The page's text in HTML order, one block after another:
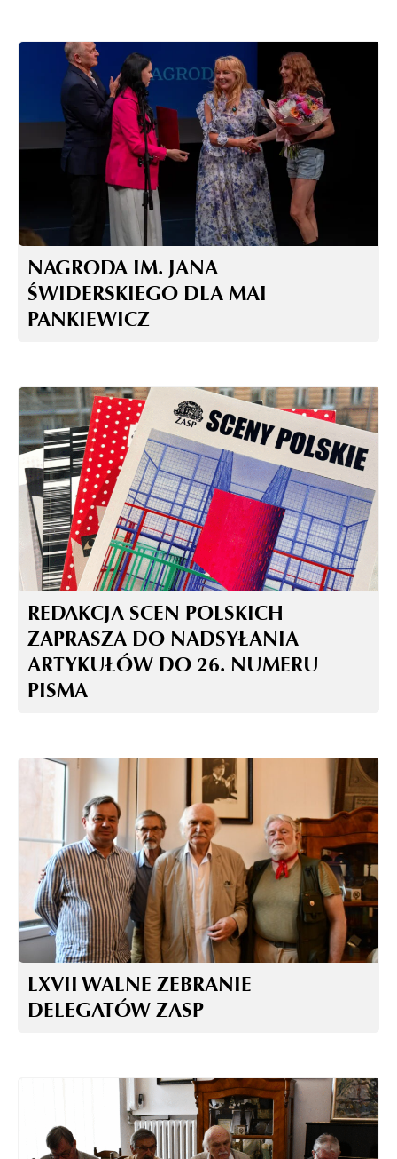
NAGRODA IM. JANA
ŚWIDERSKIEGO DLA MAI
PANKIEWICZ
REDAKCJA SCEN POLSKICH
ZAPRASZA DO NADSYŁANIA
ARTYKUŁÓW DO 26. NUMERU
PISMA
LXVII WALNE ZEBRANIE
DELEGATÓW ZASP